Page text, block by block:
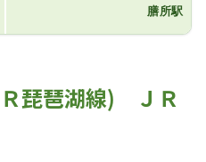
膳所駅
琵琶湖線) ＪＲ